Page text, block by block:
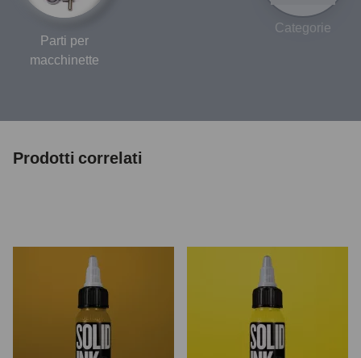
Parti per
macchinette
Categorie
Prodotti correlati